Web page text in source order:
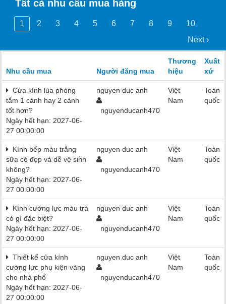
Tất cả nhu cầu mua hàng
1 2 3 4 5 6 7 8 9
10
Next ›
Nhu cầu mua Người đăng mua
Thương
hiệu
Xuất
xứ
Cửa kính lùa phòng
tắm 1 cánh hay 2 cánh
tốt hơn?
Ngày hết hạn: 2027-06-
27 00:00:00
nguyen duc anh
nguyenducanh470
Việt
Nam
Toàn
quốc
Kính bếp màu trắng
sữa có đẹp và dễ vệ sinh
không?
Ngày hết hạn: 2027-06-
27 00:00:00
nguyen duc anh
nguyenducanh470
Việt
Nam
Toàn
quốc
Kính cường lực màu trà
có gì đặc biệt?
Ngày hết hạn: 2027-06-
27 00:00:00
nguyen duc anh
nguyenducanh470
Việt
Nam
Toàn
quốc
Thiết kế cửa kính
cường lực phụ kiện vàng
cho nhà phố
Ngày hết hạn: 2027-06-
27 00:00:00
nguyen duc anh
nguyenducanh470
Việt
Nam
Toàn
quốc